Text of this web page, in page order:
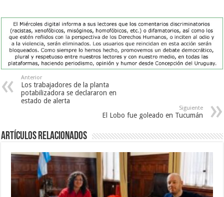
Anterior
Los trabajadores de la planta
potabilizadora se declararon en
estado de alerta
Siguiente
El Lobo fue goleado en Tucumán
Artículos Relacionados